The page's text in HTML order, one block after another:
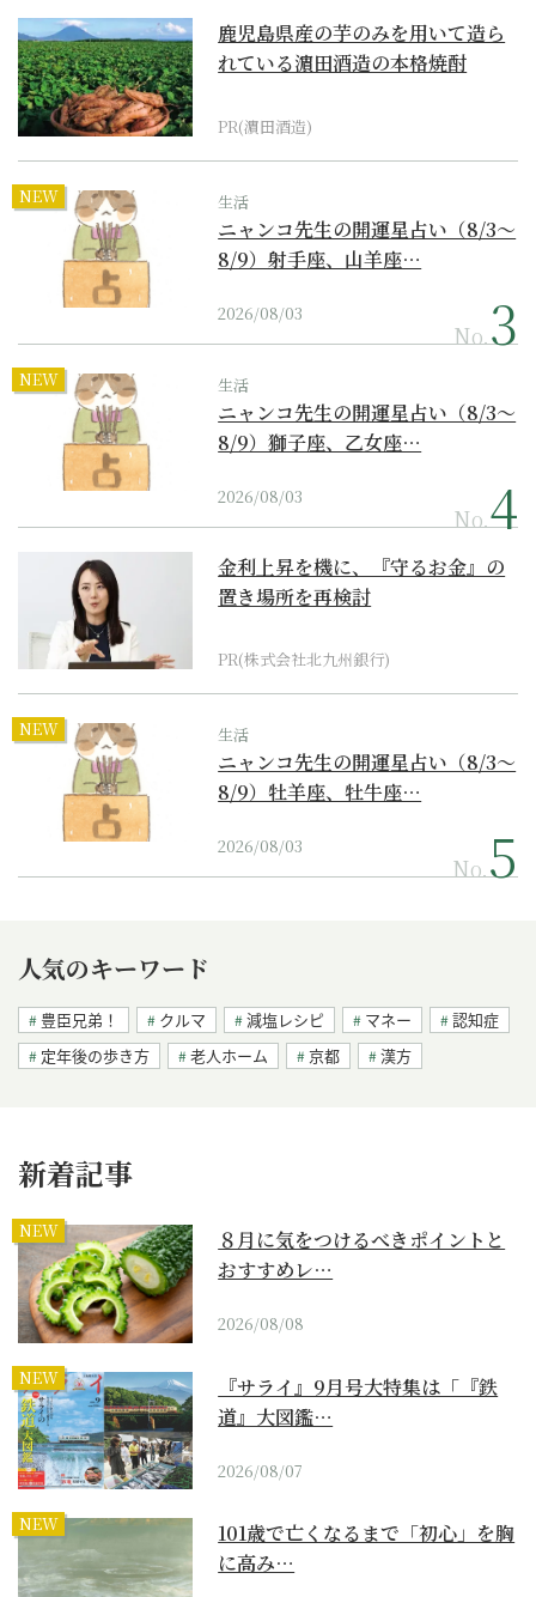
鹿児島県産の芋のみを用いて造ら
れている濵田酒造の本格焼酎
PR(濵田酒造)
NEW 生活
ニャンコ先生の開運星占い（8/3～
8/9）射手座、山羊座…
2026/08/03
No.
NEW 生活
ニャンコ先生の開運星占い（8/3～
8/9）獅子座、乙女座…
2026/08/03
No.
金利上昇を機に、『守るお金』の
置き場所を再検討
PR(株式会社北九州銀行)
NEW 生活
ニャンコ先生の開運星占い（8/3～
8/9）牡羊座、牡牛座…
2026/08/03
No.
人気のキーワード
豊臣兄弟！ クルマ 減塩レシピ マネー
認知症
定年後の歩き方
老人ホーム 京都 漢方
新着記事
NEW
８月に気をつけるべきポイントと
おすすめレ…
2026/08/08
NEW
『サライ』9月号大特集は「『鉄
道』大図鑑…
2026/08/07
NEW
101歳で亡くなるまで「初心」を胸
に高み…